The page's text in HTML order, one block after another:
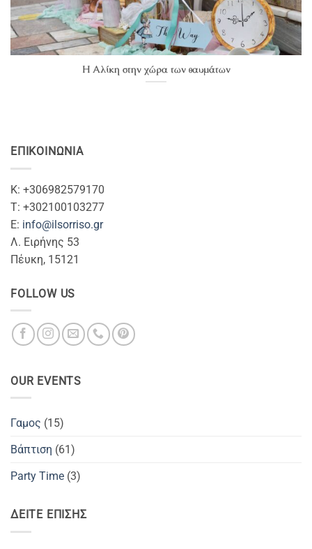
Η Αλίκη στην χώρα των θαυμάτων
ΕΠΙΚΟΙΝΩΝΊΑ
Κ: +306982579170
T: +302100103277
Ε: info@ilsorriso.gr
Λ. Ειρήνης 53
Πέυκη, 15121
FOLLOW US
OUR EVENTS
Γαμος (15)
Βάπτιση (61)
Party Time (3)
ΔΕΙΤΕ ΕΠΙΣΗΣ